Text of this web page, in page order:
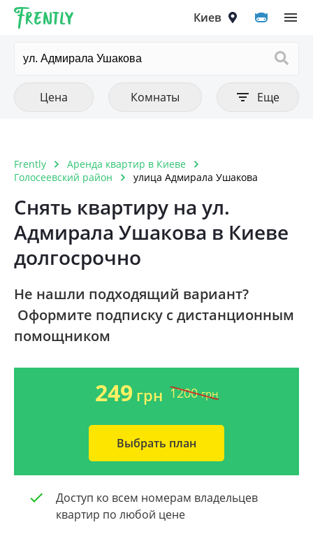
Frently Киев
Выберите город
Киев
Ирпень
Петропавловская Борщаговка
Софиевская Борщаговка
Чайки
Ворзель
Борисполь
Цена
Цена Очистить все
Цена от
Комнаты
Количество комнат Очистить
1 комнатная
5 комнатная и больше
Еще
Фильтры Очистить все
Тип аренды
Тип постройки
Дореволюционный
Панелька
Хрущовка
Дом 1990-1999 года
Дом 2000-2009 года
Новострой
Общая площадь квартиры
Frently
Аренда квартир в Киеве
Голосеевский район
улица Адмирала Ушакова
Снять квартиру на ул.
Адмирала Ушакова в Киеве
долгосрочно
Не нашли подходящий вариант?
Оформите подписку с дистанционным
помощником
249 грн 1200 грн
Выбрать план
Доступ ко всем номерам владельцев
квартир по любой цене